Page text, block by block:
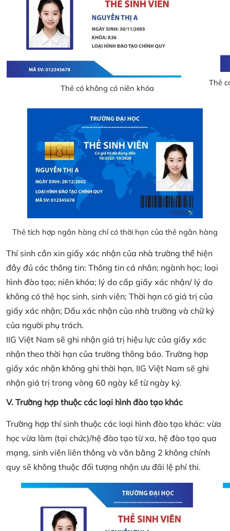
Thẻ có không có niên khóa
Thẻ
Thẻ tích hợp ngân hàng chỉ có thời hạn của thẻ ngân hàng
Thí sinh cần xin giấy xác nhận của nhà trường thể hiện
đầy đủ các thông tin: Thông tin cá nhân; ngành học; loại
hình đào tạo; niên khóa; lý do cấp giấy xác nhận/ lý do
không có thẻ học sinh, sinh viên; Thời hạn có giá trị của
giấy xác nhận; Dấu xác nhận của nhà trường và chữ ký
của người phụ trách.
IIG Việt Nam sẽ ghi nhận giá trị hiệu lực của giấy xác
nhận theo thời hạn của trường thông báo. Trường hợp
giấy xác nhận không ghi thời hạn, IIG Việt Nam sẽ ghi
nhận giá trị trong vòng 60 ngày kể từ ngày ký.
V. Trường hợp thuộc các loại hình đào tạo khác
Trường hợp thí sinh thuộc các loại hình đào tạo khác: vừa
học vừa làm (tại chức)/hệ đào tạo từ xa, hệ đào tạo qua
mạng, sinh viên liên thông và văn bằng 2 không chính
quy sẽ không thuộc đối tượng nhận ưu đãi lệ phí thi.